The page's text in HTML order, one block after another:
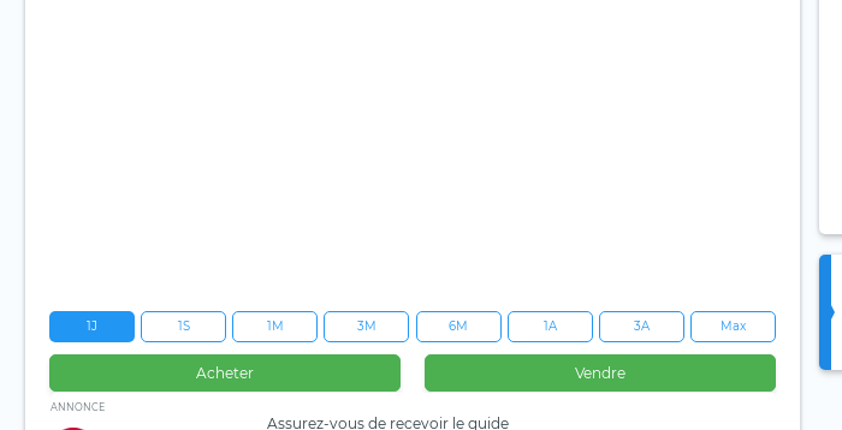
1J 1S 1M 3M 6M 1A 3A Max
Acheter Vendre
ANNONCE
Assurez-vous de recevoir le guide